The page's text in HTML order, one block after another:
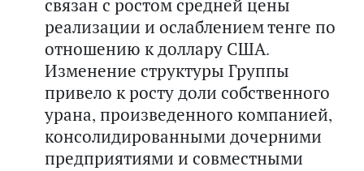
реализации и ослаблением тенге по
отношению к доллару США.
Изменение структуры Группы
привело к росту доли собственного
урана, произведенного компанией,
консолидированными дочерними
предприятиями и совместными